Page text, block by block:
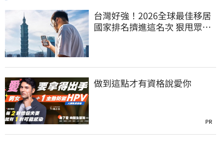
台灣好強！2026全球最佳移居
國家排名擠進這名次 狠甩眾多
做到這點才有資格說愛你
PR